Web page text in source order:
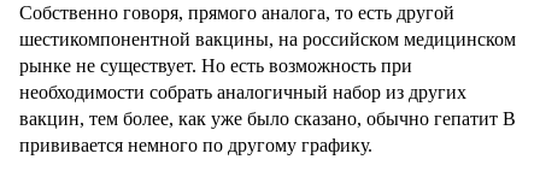
Собственно говоря, прямого аналога, то есть другой
шестикомпонентной вакцины, на российском медицинском
рынке не существует. Но есть возможность при
необходимости собрать аналогичный набор из других
вакцин, тем более, как уже было сказано, обычно гепатит В
прививается немного по другому графику.